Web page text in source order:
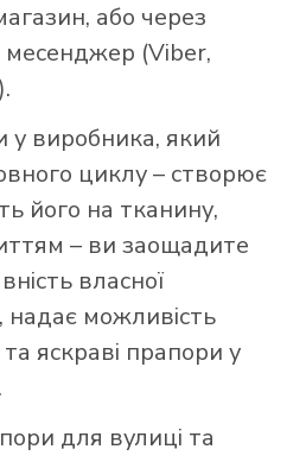
або через
(Viber,
у виробника, який
циклу – створює
його на тканину,
– ви заощадите
власної
надає можливість
та яскраві прапори у
для вулиці та